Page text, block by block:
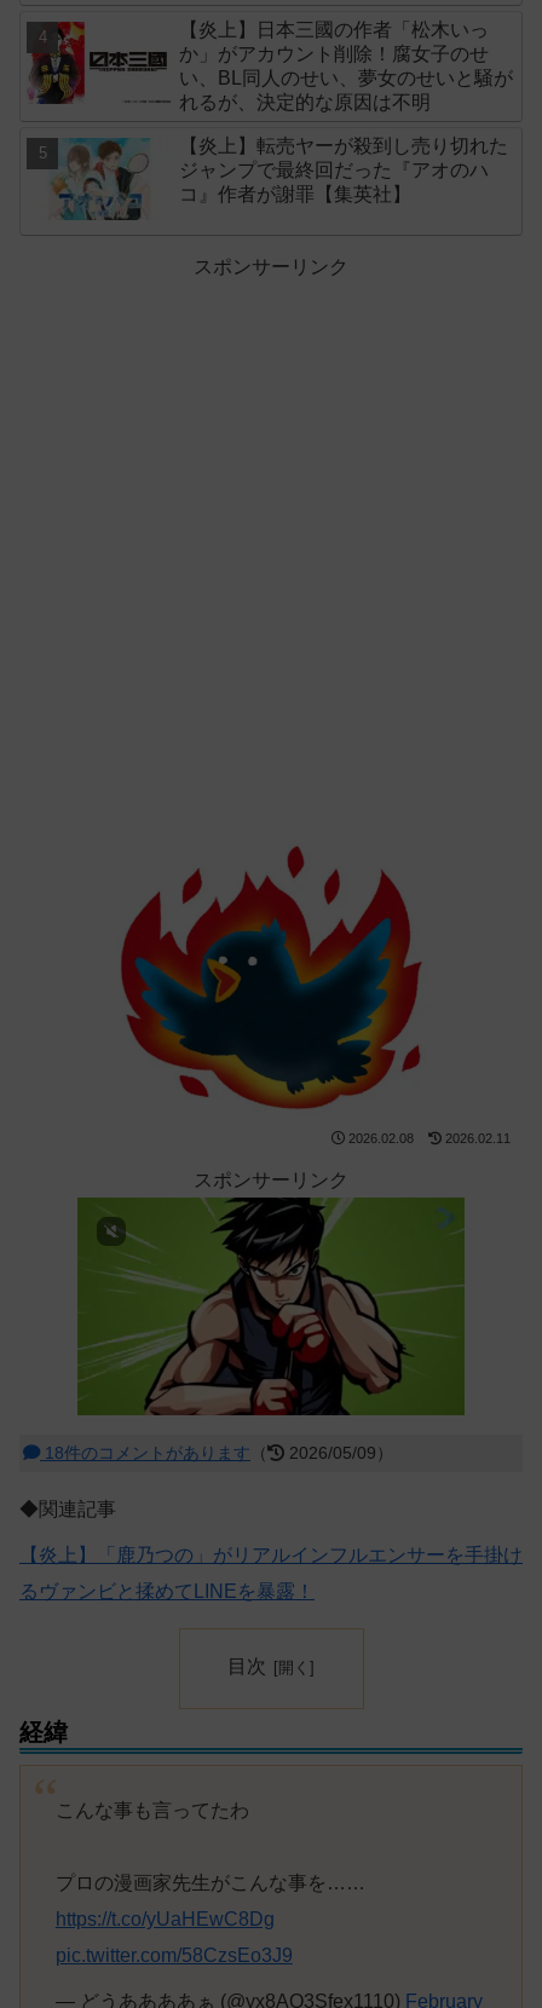
【炎上】日本三國の作者「松木いっ
か」がアカウント削除！腐女子のせ
い、BL同人のせい、夢女のせいと騒が
れるが、決定的な原因は不明
【炎上】転売ヤーが殺到し売り切れた
ジャンプで最終回だった『アオのハ
コ』作者が謝罪【集英社】
スポンサーリンク
2026.02.08 2026.02.11
スポンサーリンク
18件のコメントがあります （ 2026/05/09）
◆関連記事
【炎上】「鹿乃つの」がリアルインフルエンサーを手掛け
るヴァンビと揉めてLINEを暴露！
目次
経緯
こんな事も言ってたわ
プロの漫画家先生がこんな事を……
https://t.co/yUaHEwC8Dg
pic.twitter.com/58CzsEo3J9
— どうああああぁ (@yx8AQ3Sfex1110) February